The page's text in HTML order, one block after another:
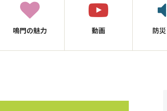
鳴門の魅力 動画 防災